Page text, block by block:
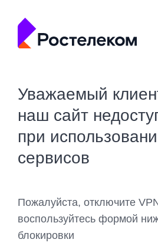
Уважаемый
наш сайт
при
сервисов
Пожалуйста, отключите
воспользуйтесь формой
блокировки